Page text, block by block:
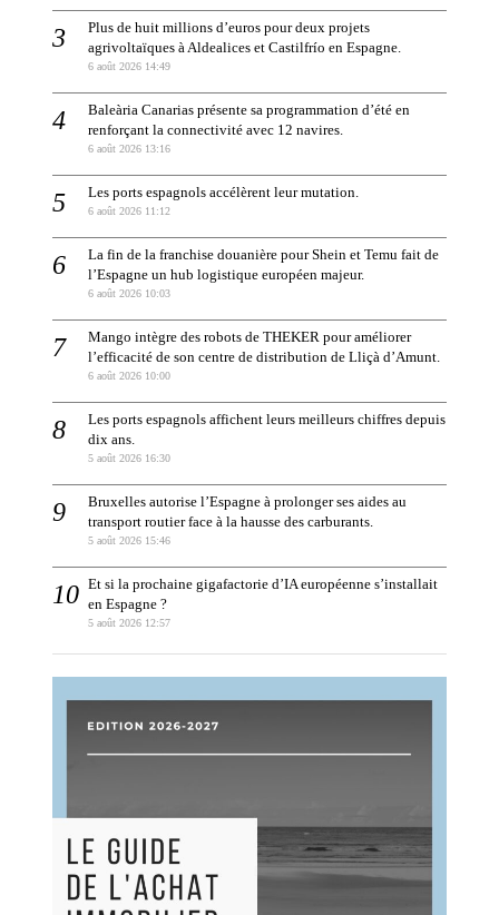
Plus de huit millions d’euros pour deux projets
agrivoltaïques à Aldealices et Castilfrío en Espagne.
6 août 2026 14:49
Baleària Canarias présente sa programmation d’été en
renforçant la connectivité avec 12 navires.
6 août 2026 13:16
Les ports espagnols accélèrent leur mutation.
6 août 2026 11:12
La fin de la franchise douanière pour Shein et Temu fait de
l’Espagne un hub logistique européen majeur.
6 août 2026 10:03
Mango intègre des robots de THEKER pour améliorer
l’efficacité de son centre de distribution de Lliçà d’Amunt.
6 août 2026 10:00
Les ports espagnols affichent leurs meilleurs chiffres depuis
dix ans.
5 août 2026 16:30
Bruxelles autorise l’Espagne à prolonger ses aides au
transport routier face à la hausse des carburants.
5 août 2026 15:46
Et si la prochaine gigafactorie d’IA européenne s’installait
en Espagne ?
5 août 2026 12:57